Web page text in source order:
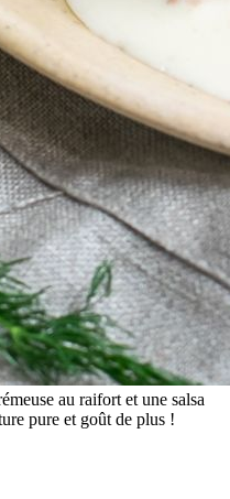
au raifort et une salsa
pure et goût de plus !